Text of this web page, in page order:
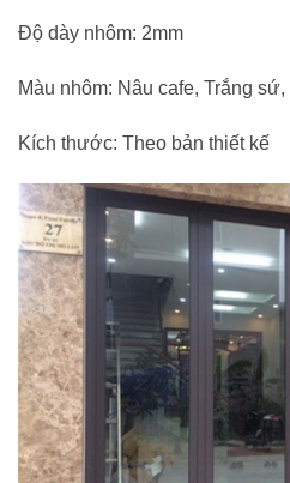
Độ dày nhôm: 2mm
Màu nhôm: Nâu cafe, Trắng
Kích thước: Theo bản thiết kế